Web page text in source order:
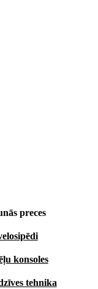
preces
konsoles
tehnika